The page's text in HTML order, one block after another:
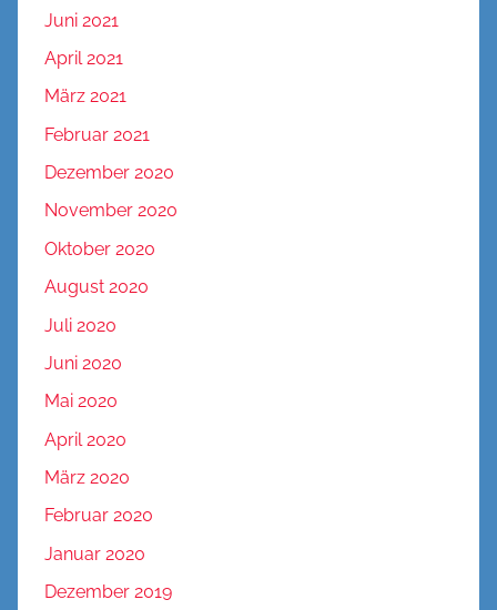
Juni 2021
April 2021
März 2021
Februar 2021
Dezember 2020
November 2020
Oktober 2020
August 2020
Juli 2020
Juni 2020
Mai 2020
April 2020
März 2020
Februar 2020
Januar 2020
Dezember 2019